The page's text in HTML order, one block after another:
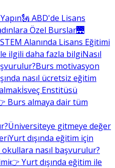
🗽 ABD'de Lisans
Özel Burslar🌉
Alanında Lisans Eğitimi
ilgili daha fazla bilgiNasıl
Burs motivasyon
nasıl ücretsiz eğitim
İsveç Enstitüsü
Burs almaya dair tüm
Üniversiteye gitmeye değer
Yurt dışında eğitim için
okullara nasıl başvurulur?
👉 Yurt dışında eğitim ile